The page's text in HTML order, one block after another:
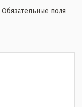
Обязательные поля